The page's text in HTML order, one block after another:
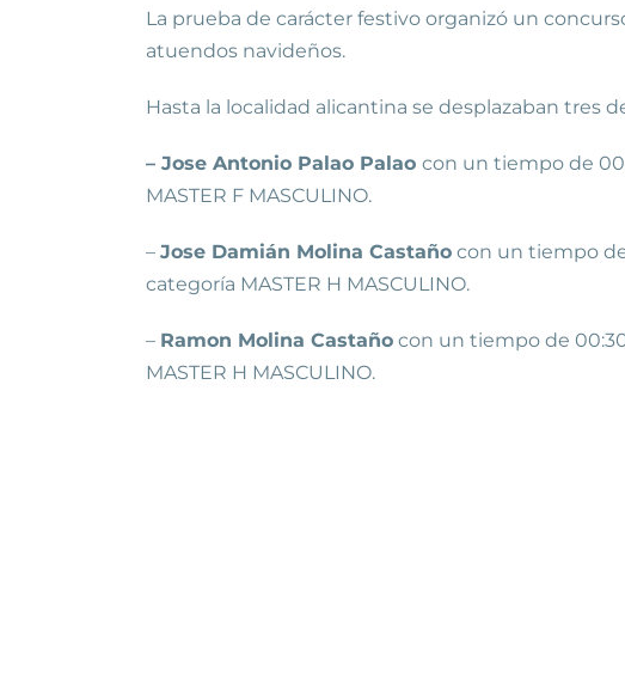
La prueba de carácter festivo organizó un
atuendos navideños.
Hasta la localidad alicantina se desplazaban tres
– Jose Antonio Palao Palao con un tiempo de
MASTER F MASCULINO.
– Jose Damián Molina Castaño con un tiempo
categoría MASTER H MASCULINO.
– Ramon Molina Castaño con un tiempo de
MASTER H MASCULINO.